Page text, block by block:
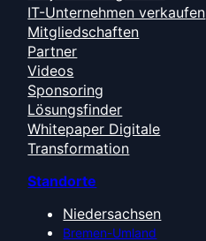
IT-Unternehmen verkaufen
Mitgliedschaften
Partner
Videos
Sponsoring
Lösungsfinder
Whitepaper Digitale
Transformation
Standorte
Niedersachsen
Bremen-Umland